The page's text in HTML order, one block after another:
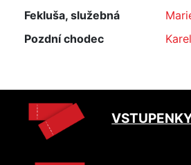
Fekluša, služebná
Pozdní chodec